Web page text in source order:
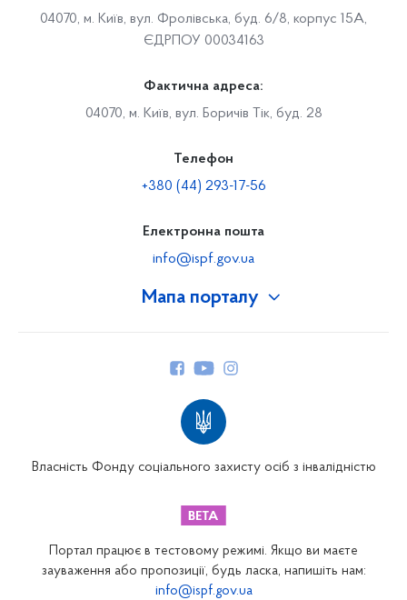
Мапа порталу
Закарпатське відділення
Запорізьке відділення
04070, м. Київ, вул. Фролівська, буд. 6/8, корпус 15А,
ЄДРПОУ 00034163
Фактична адреса:
04070, м. Київ, вул. Боричів Тік, буд. 28
Телефон
+380 (44) 293-17-56
Електронна пошта
info@ispf.gov.ua
Власність Фонду соціального захисту осіб з інвалідністю
Портал працює в тестовому режимі. Якщо ви маєте
зауваження або пропозиції, будь ласка, напишіть нам:
info@ispf.gov.ua